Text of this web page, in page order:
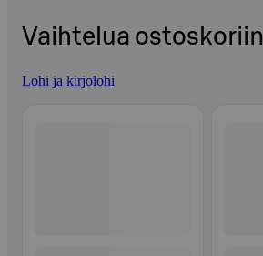
Vaihtelua ostoskoriin
Lohi ja kirjolohi